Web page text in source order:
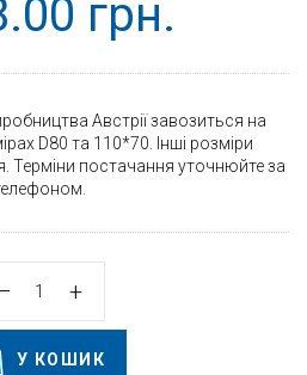
грн.
Австрії завозиться на
D80 та 110*70. Інші розміри
Терміни постачання уточнюйте за
У КОШИК